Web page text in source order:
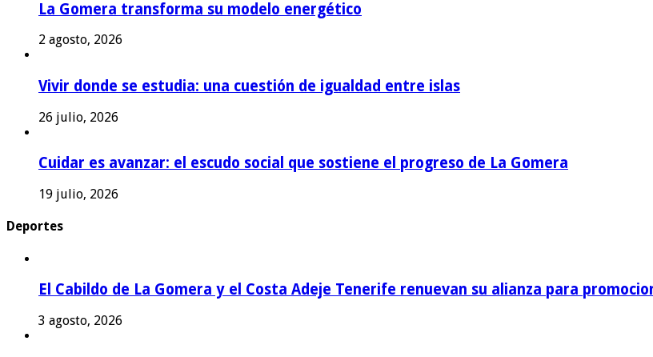
La Gomera transforma su modelo energético
2 agosto, 2026
Vivir donde se estudia: una cuestión de igualdad entre islas
26 julio, 2026
Cuidar es avanzar: el escudo social que sostiene el progreso de La Gomera
19 julio, 2026
Deportes
El Cabildo de La Gomera y el Costa Adeje Tenerife renuevan su alianza para
3 agosto, 2026